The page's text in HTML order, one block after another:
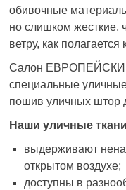
обивочные
но слишком жесткие,
ветру, как
Салон
специальные
пошив уличных штор
Наши уличные
выдерживают
открытом воздухе;
доступны в